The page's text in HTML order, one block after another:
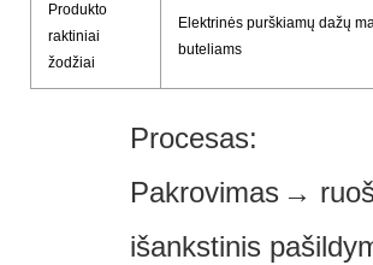
Produkto
raktiniai
žodžiai
Elektrinės purškiamų dažų
buteliams
Procesas:
Pakrovimas →
išankstinis